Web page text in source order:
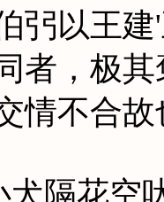
弜以王
者，极
情不合
花空吠